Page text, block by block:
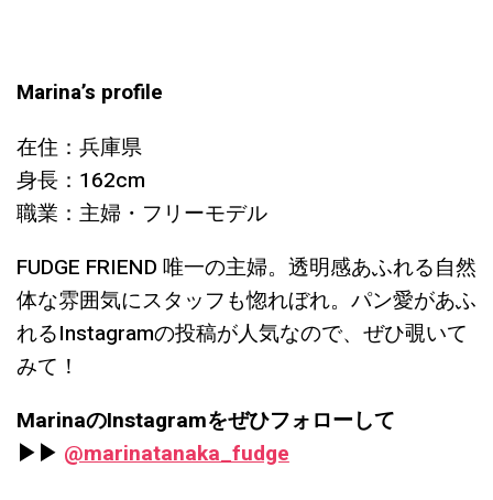
Marina’s profile
在住：兵庫県
身長：162cm
職業：主婦・フリーモデル
FUDGE FRIEND 唯一の主婦。透明感あふれる自然
体な雰囲気にスタッフも惚れぼれ。パン愛があふ
れるInstagramの投稿が人気なので、ぜひ覗いて
みて！
MarinaのInstagramをぜひフォローして
▶︎▶︎ @marinatanaka_fudge